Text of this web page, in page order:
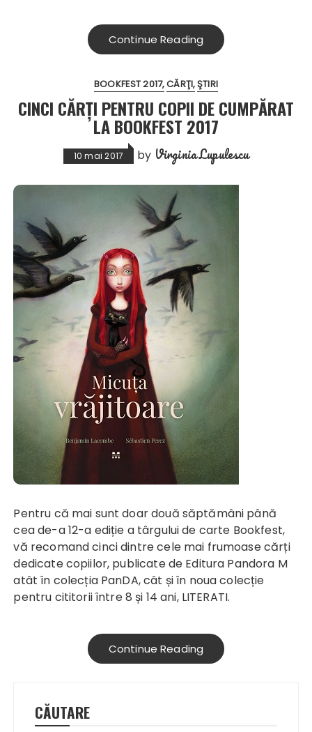
Continue Reading
BOOKFEST 2017 CĂRŢI ŞTIRI
CINCI CĂRȚI PENTRU COPII DE CUMPĂRAT
LA BOOKFEST 2017
10 mai 2017 by Virginia Lupulescu
Pentru că mai sunt doar două săptămâni până
cea de-a 12-a ediție a târgului de carte Bookfest,
vă recomand cinci dintre cele mai frumoase cărți
dedicate copiilor, publicate de Editura Pandora M
atât în colecția PanDA, cât și în noua colecție
pentru cititorii între 8 și 14 ani, LITERATI.
Continue Reading
CĂUTARE